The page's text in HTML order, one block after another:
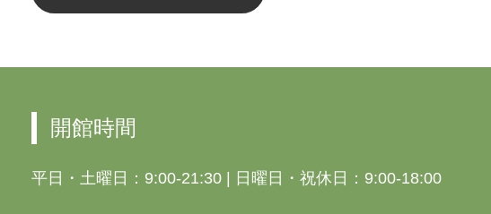
開館時間
平日・土曜日：9:00-21:30 | 日曜日・祝休日：9:00-18:00